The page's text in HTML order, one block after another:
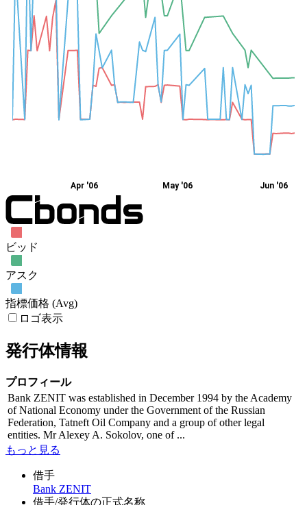
Apr '06 May '06 Jun '06
ビッド
アスク
指標価格 (Avg)
ロゴ表示
発行体情報
プロフィール
Bank ZENIT was established in December 1994 by the Academy
of National Economy under the Government of the Russian
Federation, Tatneft Oil Company and a group of other legal
entities. Mr Alexey A. Sokolov, one of ...
もっと見る
借手
Bank ZENIT
借手/発行体の正式名称